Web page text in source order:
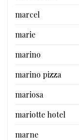
marcel
marie
marino
marino pizza
mariosa
mariotte hotel
marne